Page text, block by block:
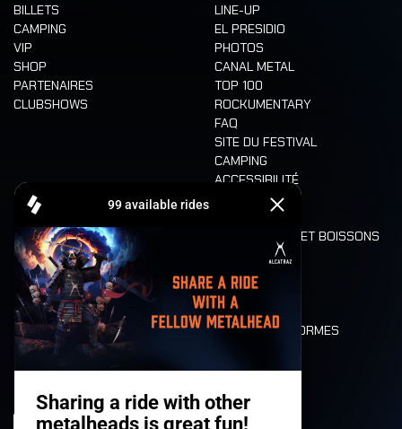
BILLETS
CAMPING
VIP
SHOP
PARTENAIRES
CLUBSHOWS
LINE-UP
EL PRESIDIO
PHOTOS
CANAL METAL
TOP 100
ROCKUMENTARY
FAQ
SITE DU FESTIVAL
CAMPING
ACCESSIBILITÉ
CASHLESS
ALIMENTATION ET BOISSONS
LONE WOLVES
PLAN
DEATH RIDE
VALEURS ET NORMES
HISTOIRE